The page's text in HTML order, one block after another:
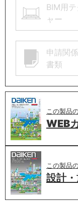
BIM用
ャー
申請関
書類
この製品
WEB
この製品
設計